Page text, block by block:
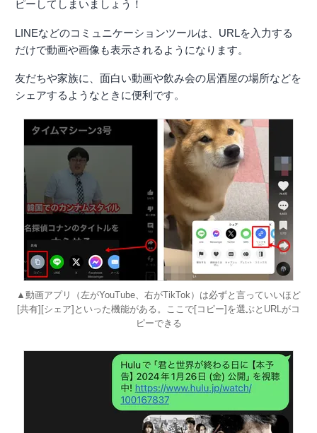
ピーしてしまいましょう！
LINEなどのコミュニケーションツールは、URLを入力する
だけで動画や画像も表示されるようになります。
友だちや家族に、面白い動画や飲み会の居酒屋の場所などを
シェアするようなときに便利です。
▲動画アプリ（左がYouTube、右がTikTok）は必ずと言っていいほど
[共有][シェア]といった機能がある。ここで[コピー]を選ぶとURLがコ
ピーできる